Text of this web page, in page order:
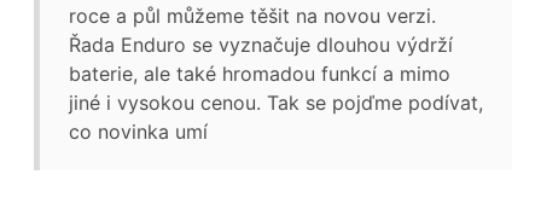
roce a půl můžeme těšit na novou verzi.
Řada Enduro se vyznačuje dlouhou výdrží
baterie, ale také hromadou funkcí a mimo
jiné i vysokou cenou. Tak se pojďme podívat,
co novinka umí